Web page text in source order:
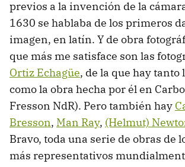
previos a la invención de la
1630 se hablaba de los primeros
imagen, en latín. Y de obra
que más me satisface son las
Ortiz Echagüe, de la que hay tanto
como la obra hecha por él en
Fresson NdR). Pero también hay
Bresson, Man Ray, (Helmut)
Bravo, toda una serie de obras de
más representativos